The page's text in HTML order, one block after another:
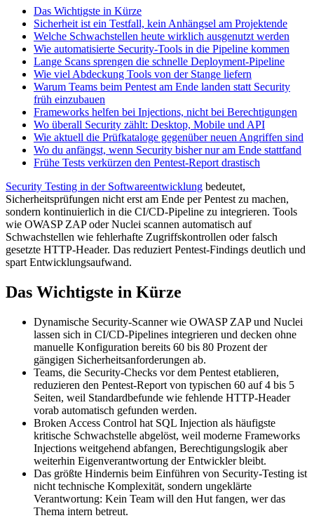
Das Wichtigste in Kürze
Sicherheit ist ein Testfall, kein Anhängsel am Projektende
Welche Schwachstellen heute wirklich ausgenutzt werden
Wie automatisierte Security-Tools in die Pipeline kommen
Lange Scans sprengen die schnelle Deployment-Pipeline
Wie viel Abdeckung Tools von der Stange liefern
Warum Teams beim Pentest am Ende landen statt Security
früh einzubauen
Frameworks helfen bei Injections, nicht bei Berechtigungen
Wo überall Security zählt: Desktop, Mobile und API
Wie aktuell die Prüfkataloge gegenüber neuen Angriffen sind
Wo du anfängst, wenn Security bisher nur am Ende stattfand
Frühe Tests verkürzen den Pentest-Report drastisch
Security Testing in der Softwareentwicklung bedeutet,
Sicherheitsprüfungen nicht erst am Ende per Pentest zu machen,
sondern kontinuierlich in die CI/CD-Pipeline zu integrieren. Tools
wie OWASP ZAP oder Nuclei scannen automatisch auf
Schwachstellen wie fehlerhafte Zugriffskontrollen oder falsch
gesetzte HTTP-Header. Das reduziert Pentest-Findings deutlich und
spart Entwicklungsaufwand.
Das Wichtigste in Kürze
Dynamische Security-Scanner wie OWASP ZAP und Nuclei
lassen sich in CI/CD-Pipelines integrieren und decken ohne
manuelle Konfiguration bereits 60 bis 80 Prozent der
gängigen Sicherheitsanforderungen ab.
Teams, die Security-Checks vor dem Pentest etablieren,
reduzieren den Pentest-Report von typischen 60 auf 4 bis 5
Seiten, weil Standardbefunde wie fehlende HTTP-Header
vorab automatisch gefunden werden.
Broken Access Control hat SQL Injection als häufigste
kritische Schwachstelle abgelöst, weil moderne Frameworks
Injections weitgehend abfangen, Berechtigungslogik aber
weiterhin Eigenverantwortung der Entwickler bleibt.
Das größte Hindernis beim Einführen von Security-Testing ist
nicht technische Komplexität, sondern ungeklärte
Verantwortung: Kein Team will den Hut fangen, wer das
Thema intern betreut.